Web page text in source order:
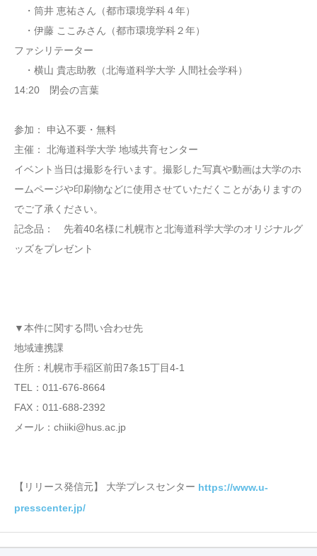
・筒井 恵祐さん（都市環境学科４年）
・伊藤 ここみさん（都市環境学科２年）
ファシリテーター
・横山 貴志助教（北海道科学大学 人間社会学科）
14:20 閉会の言葉
参加： 申込不要・無料
主催： 北海道科学大学 地域共育センター
イベント当日は撮影を行います。撮影した写真や動画は大学のホ
ームページや印刷物などに使用させていただくことがありますの
でご了承ください。
記念品： 先着40名様に札幌市と北海道科学大学のオリジナルグ
ッズをプレゼント
▼本件に関する問い合わせ先
地域連携課
住所：札幌市手稲区前田7条15丁目4-1
TEL：011-676-8664
FAX：011-688-2392
メール：chiiki@hus.ac.jp
【リリース発信元】 大学プレスセンター https://www.u-
presscenter.jp/